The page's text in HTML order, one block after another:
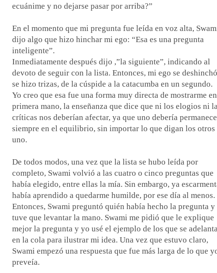
ecuánime y no dejarse pasar por arriba?”
En el momento que mi pregunta fue leída en voz alta,
dijo algo que hizo hinchar mi ego: “Esa es una pregunta
inteligente”.
Inmediatamente después dijo ,”la siguiente”, indicando al
devoto de seguir con la lista. Entonces, mi ego se
se hizo trizas, de la cúspide a la catacumba en un segundo.
Yo creo que esa fue una forma muy directa de mostrarme en
primera mano, la enseñanza que dice que ni los elogios ni
críticas nos deberían afectar, ya que uno debería
siempre en el equilibrio, sin importar lo que digan los otros
uno.
De todos modos, una vez que la lista se hubo leída por
completo, Swami volvió a las cuatro o cinco preguntas que
había elegido, entre ellas la mía. Sin embargo, ya
había aprendido a quedarme humilde, por ese día al menos.
Entonces, Swami preguntó quién había hecho la pregunta y
tuve que levantar la mano. Swami me pidió que le explique
mejor la pregunta y yo usé el ejemplo de los que se
en la cola para ilustrar mi idea. Una vez que estuvo claro,
Swami empezó una respuesta que fue más larga de lo que
preveía.